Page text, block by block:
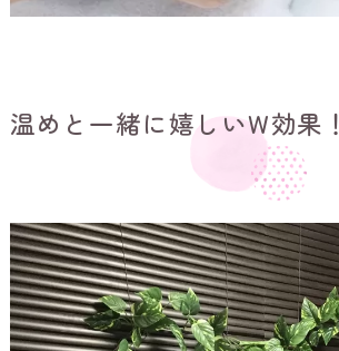
温めと一緒に嬉しいW効果！